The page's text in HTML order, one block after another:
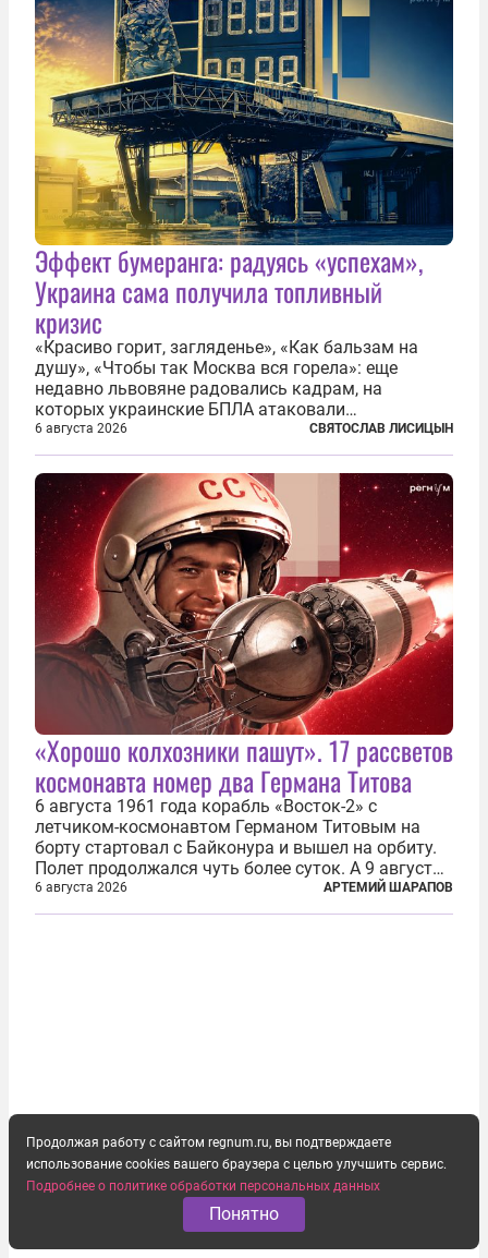
Эффект бумеранга: радуясь «успехам»,
Украина сама получила топливный
кризис
«Красиво горит, загляденье», «Как бальзам на
душу», «Чтобы так Москва вся горела»: еще
недавно львовяне радовались кадрам, на
которых украинские БПЛА атаковали
нефтеперерабатывающие предприятия России. В
скором времени оказалось, что в «эту игру можно
играть вдвоем» — российские дроны только за...
6 августа 2026 СВЯТОСЛАВ ЛИСИЦЫН
«Хорошо колхозники пашут». 17 рассветов
космонавта номер два Германа Титова
6 августа 1961 года корабль «Восток-2» с
летчиком-космонавтом Германом Титовым на
борту стартовал с Байконура и вышел на орбиту.
Полет продолжался чуть более суток. А 9 августа
второй человек в космосе получил звезду Героя
Советского Союза и орден Ленина. Миссия Титова
6 августа 2026 АРТЕМИЙ ШАРАПОВ
Продолжая работу с сайтом regnum.ru, вы подтверждаете
использование cookies вашего браузера с целью улучшить сервис.
Подробнее о политике обработки персональных данных
Понятно